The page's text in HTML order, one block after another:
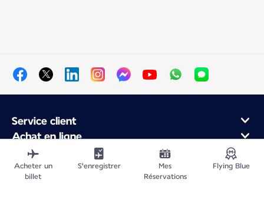
Service client
Achat en ligne
Programme de fidélité et partenaires
À propos d'Air France
Application Mobile Air France
Acheter un
billet
S'enregistrer
Mes
Réservations
Flying Blue